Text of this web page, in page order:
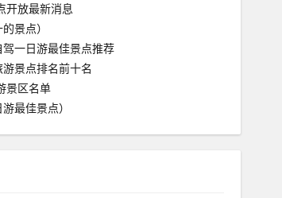
开放最新消息
景点）
一日游最佳景点推荐
景点排名前十名
景区名单
最佳景点）